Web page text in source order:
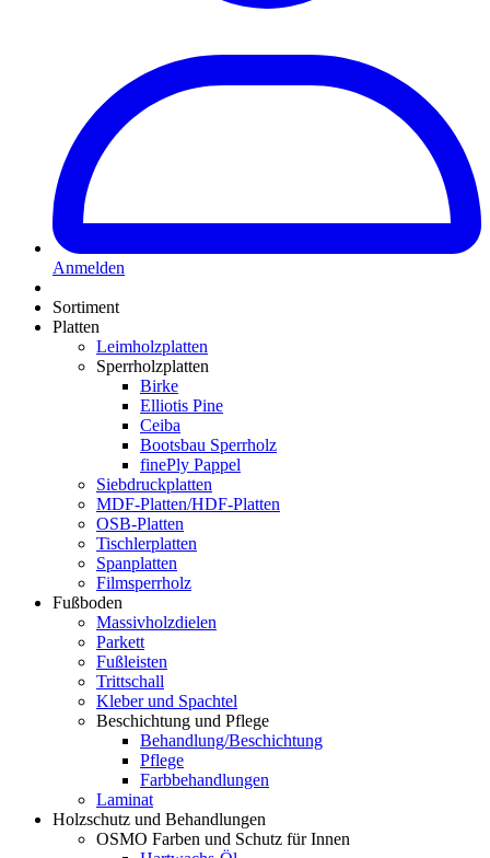
Anmelden
Sortiment
Platten
Leimholzplatten
Sperrholzplatten
Birke
Elliotis Pine
Ceiba
Bootsbau Sperrholz
finePly Pappel
Siebdruckplatten
MDF-Platten/HDF-Platten
OSB-Platten
Tischlerplatten
Spanplatten
Filmsperrholz
Fußboden
Massivholzdielen
Parkett
Fußleisten
Trittschall
Kleber und Spachtel
Beschichtung und Pflege
Behandlung/Beschichtung
Pflege
Farbbehandlungen
Laminat
Holzschutz und Behandlungen
OSMO Farben und Schutz für Innen